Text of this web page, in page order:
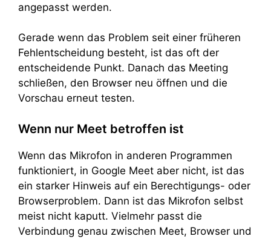
angepasst werden.
Gerade wenn das Problem seit einer früheren
Fehlentscheidung besteht, ist das oft der
entscheidende Punkt. Danach das Meeting
schließen, den Browser neu öffnen und die
Vorschau erneut testen.
Wenn nur Meet betroffen ist
Wenn das Mikrofon in anderen Programmen
funktioniert, in Google Meet aber nicht, ist das
ein starker Hinweis auf ein Berechtigungs- oder
Browserproblem. Dann ist das Mikrofon selbst
meist nicht kaputt. Vielmehr passt die
Verbindung genau zwischen Meet, Browser und